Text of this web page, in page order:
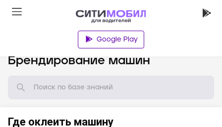
Google Play
Брендирование машин
Где оклеить машину